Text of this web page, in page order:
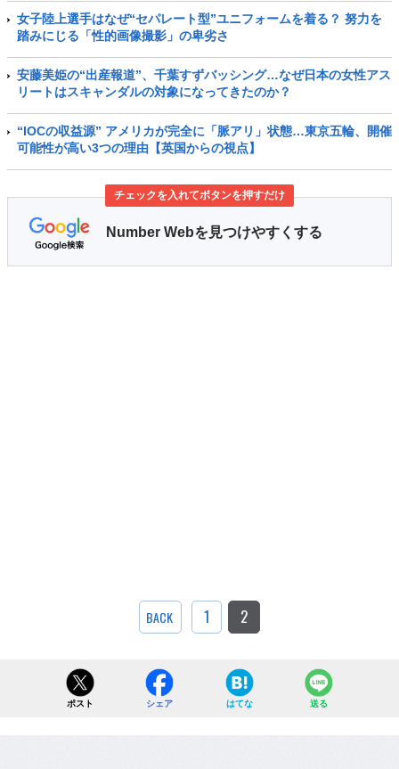
女子陸上選手はなぜ“セパレート型”ユニフォームを着る？ 努力を
踏みにじる「性的画像撮影」の卑劣さ
安藤美姫の“出産報道”、千葉すずバッシング…なぜ日本の女性アス
リートはスキャンダルの対象になってきたのか？
“IOCの収益源” アメリカが完全に「脈アリ」状態…東京五輪、開催
可能性が高い3つの理由【英国からの視点】
チェックを入れてボタンを押すだけ
Number Webを見つけやすくする
BACK 1 2
ポスト シェア はてな 送る